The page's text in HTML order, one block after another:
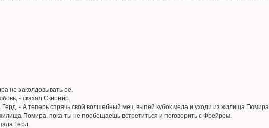
не заколдовывать ее.
- сказал Скирнир.
- А теперь спрячь свой волшебный меч, выпей кубок меда и уходи из жилища Гюмира.
Помира, пока ты не пообещаешь встретиться и поговорить с Фрейром.
Герд.